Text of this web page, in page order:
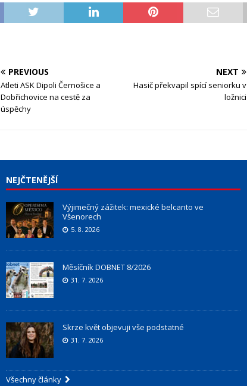
PREVIOUS
Atleti ASK Dipoli Černošice a
Dobřichovice na cestě za
úspěchy
NEXT
Hasič překvapil spící seniorku v
ložnici
NEJČTENĚJŠÍ
Výjimečný zážitek: mexické belcanto ve
Všenorech
5. 8. 2026
Měsíčník DOBNET 8/2026
31. 7. 2026
Skrze květ objevuji vše podstatné
31. 7. 2026
Všechny články